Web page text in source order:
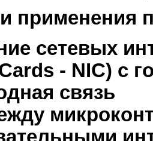
применения
сетевых
- NIC) с
связь